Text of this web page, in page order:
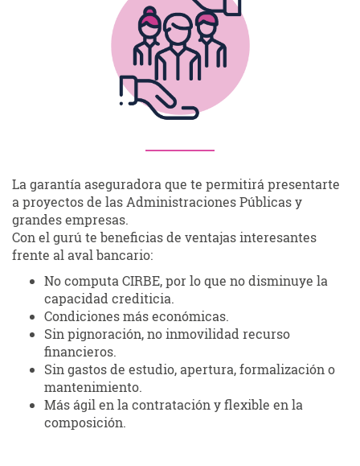
La garantía aseguradora que te permitirá presentarte
a proyectos de las Administraciones Públicas y
grandes empresas.
Con el gurú te beneficias de ventajas interesantes
frente al aval bancario:
No computa CIRBE, por lo que no disminuye la
capacidad crediticia.
Condiciones más económicas.
Sin pignoración, no inmovilidad recurso
financieros.
Sin gastos de estudio, apertura, formalización o
mantenimiento.
Más ágil en la contratación y flexible en la
composición.